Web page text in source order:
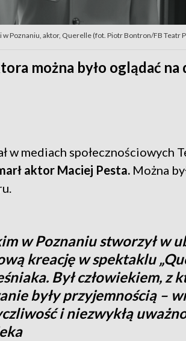
Poznaniu, aktor, Querelle (fot. Piotr Bontron/FB Teatr
można było oglądać na
w mediach społecznościowych
aktor Maciej Pesta. Można
w Poznaniu stworzył w
kreację w spektaklu
Był człowiekiem, z
były przyjemnością –
i niezwykłą